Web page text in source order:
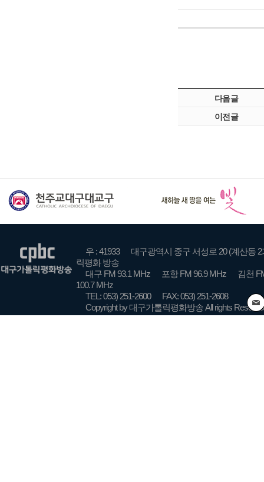
다음글
이전글
우 : 41933
대구광역시 중구 서성로 20 (계산동 2
릭평화 방송
대구 FM 93.1 MHz
포항 FM 96.9 MHz
김천
100.7 MHz
TEL: 053) 251-2600
FAX: 053) 251-2608
Copyright by 대구가톨릭평화방송 All rights